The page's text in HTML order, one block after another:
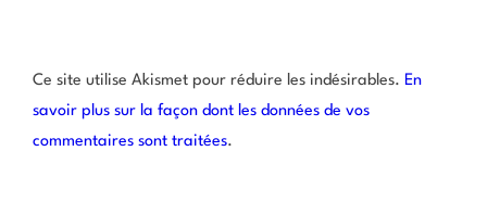
Ce site utilise Akismet pour réduire les indésirables. En
savoir plus sur la façon dont les données de vos
commentaires sont traitées.